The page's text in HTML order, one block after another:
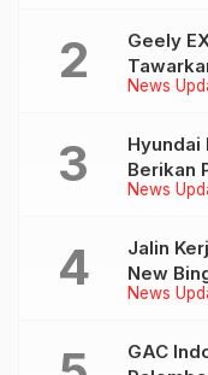
News
Geely
239
News
Hyundai
Berikan
Tiga
News
Jalin
New
GAC